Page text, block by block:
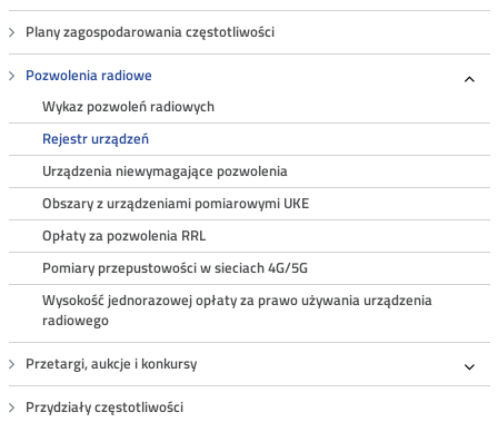
Plany zagospodarowania częstotliwości
Pozwolenia radiowe
Wykaz pozwoleń radiowych
Rejestr urządzeń
Urządzenia niewymagające pozwolenia
Obszary z urządzeniami pomiarowymi UKE
Opłaty za pozwolenia RRL
Pomiary przepustowości w sieciach 4G/5G
Wysokość jednorazowej opłaty za prawo używania urządzenia
radiowego
Przetargi, aukcje i konkursy
Przydziały częstotliwości